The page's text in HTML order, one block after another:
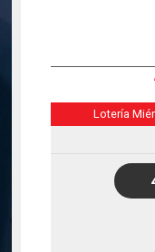
Lotería